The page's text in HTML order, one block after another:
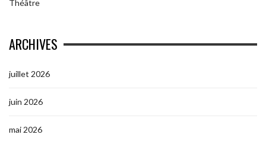
Théâtre
ARCHIVES
juillet 2026
juin 2026
mai 2026